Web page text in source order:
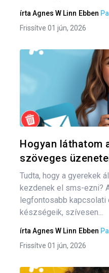
írta Agnes W Linn Ebben
Frissítve 01 jún, 2026
Hogyan láthatom
szöveges
Tudta, hogy a gyerekek
kezdenek el sms-ezni?
legfontosabb kapcsolati
készségeik, szívesen...
írta Agnes W Linn Ebben
Frissítve 01 jún, 2026